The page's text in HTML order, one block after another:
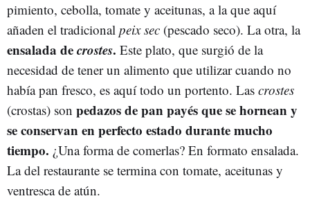
pimiento, cebolla, tomate y aceitunas, a la que aquí
añaden el tradicional peix sec (pescado seco). La otra, la
ensalada decrostes. Este plato, que surgió de la
necesidad de tener un alimento que utilizar cuando no
había pan fresco, es aquí todo un portento. Las crostes
(crostas) son pedazos de pan payés que se hornean y
se conservan en perfecto estado durante mucho
tiempo. ¿Una forma de comerlas? En formato ensalada.
La del restaurante se termina con tomate, aceitunas y
ventresca de atún.